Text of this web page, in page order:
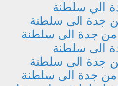
الي سلطنة
جدة الى سلطنة
جدة الى سلطنة
الى سلطنة
جدة الى سلطنة
جدة الى سلطنة